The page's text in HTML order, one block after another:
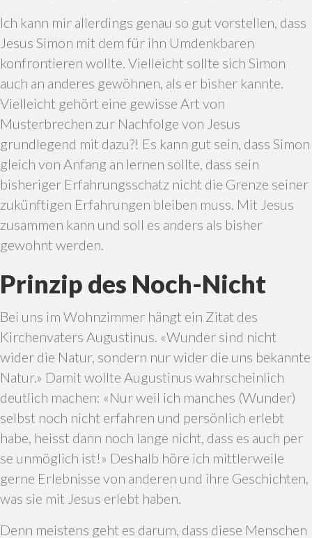
Ich kann mir allerdings genau so gut vorstellen, dass
Jesus Simon mit dem für ihn Umdenkbaren
konfrontieren wollte. Vielleicht sollte sich Simon
auch an anderes gewöhnen, als er bisher kannte.
Vielleicht gehört eine gewisse Art von
Musterbrechen zur Nachfolge von Jesus
grundlegend mit dazu?! Es kann gut sein, dass Simon
gleich von Anfang an lernen sollte, dass sein
bisheriger Erfahrungsschatz nicht die Grenze seiner
zukünftigen Erfahrungen bleiben muss. Mit Jesus
zusammen kann und soll es anders als bisher
gewohnt werden.
Prinzip des Noch-Nicht
Bei uns im Wohnzimmer hängt ein Zitat des
Kirchenvaters Augustinus. «Wunder sind nicht
wider die Natur, sondern nur wider die uns bekannte
Natur.» Damit wollte Augustinus wahrscheinlich
deutlich machen: «Nur weil ich manches (Wunder)
selbst noch nicht erfahren und persönlich erlebt
habe, heisst dann noch lange nicht, dass es auch per
se unmöglich ist!» Deshalb höre ich mittlerweile
gerne Erlebnisse von anderen und ihre Geschichten,
was sie mit Jesus erlebt haben.
Denn meistens geht es darum, dass diese Menschen